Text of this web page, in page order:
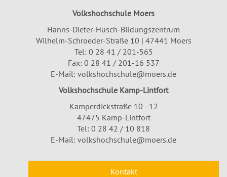
Volkshochschule Moers
Hanns-Dieter-Hüsch-Bildungszentrum
Wilhelm-Schroeder-Straße 10 | 47441 Moers
Tel: 0 28 41 / 201-565
Fax: 0 28 41 / 201-16 537
E-Mail: volkshochschule@moers.de
Volkshochschule Kamp-Lintfort
Kamperdickstraße 10 - 12
47475 Kamp-Lintfort
Tel: 0 28 42 / 10 818
E-Mail: volkshochschule@moers.de
Kontakt